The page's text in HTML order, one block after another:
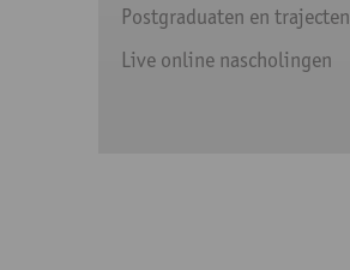
Postgraduaten en trajecten
Live online nascholingen